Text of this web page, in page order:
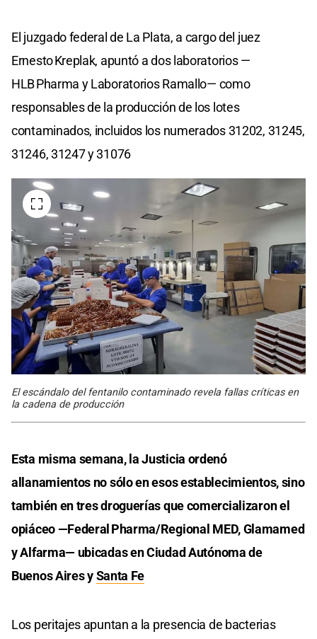
El juzgado federal de La Plata, a cargo del juez
Ernesto Kreplak, apuntó a dos laboratorios —
HLB Pharma y Laboratorios Ramallo— como
responsables de la producción de los lotes
contaminados, incluidos los numerados 31202, 31245,
31246, 31247 y 31076
El escándalo del fentanilo contaminado revela fallas críticas en
la cadena de producción
Esta misma semana, la Justicia ordenó
allanamientos no sólo en esos establecimientos, sino
también en tres droguerías que comercializaron el
opiáceo —Federal Pharma/Regional MED, Glamamed
y Alfarma— ubicadas en Ciudad Autónoma de
Buenos Aires ySanta Fe
Los peritajes apuntan a la presencia de bacterias